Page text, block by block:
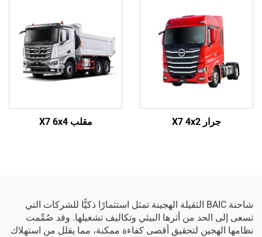
جرار X7 4x2 مقلب X7 6x4
شاحنة BAIC الثقيلة الهجينة تمثل استثمارًا ذكيًّا للشركات التي
تسعى إلى الحد من أثرها البيئي وتكاليف تشغيلها. وقد صُمِّمت
نظامها الهجين لتحقيق أقصى كفاءة ممكنة، مما يقلل من استهلاك